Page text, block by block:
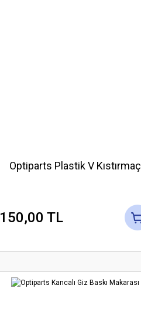
Optiparts Plastik V Kıstırmaç
150,00 TL